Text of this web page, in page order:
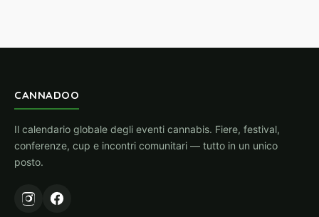
CANNADOO
Il calendario globale degli eventi cannabis. Fiere, festival,
conferenze, cup e incontri comunitari — tutto in un unico
posto.